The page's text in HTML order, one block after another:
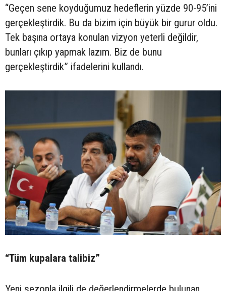
“Geçen sene koyduğumuz hedeflerin yüzde 90-95’ini
gerçekleştirdik. Bu da bizim için büyük bir gurur oldu.
Tek başına ortaya konulan vizyon yeterli değildir,
bunları çıkıp yapmak lazım. Biz de bunu
gerçekleştirdik” ifadelerini kullandı.
“Tüm kupalara talibiz”